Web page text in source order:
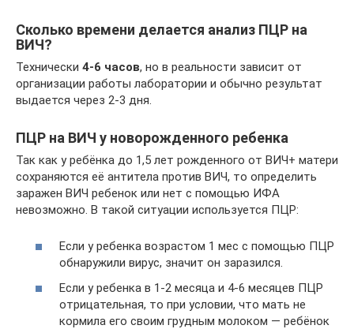
Сколько времени делается анализ ПЦР на
ВИЧ?
Технически 4-6 часов, но в реальности зависит от
организации работы лаборатории и обычно результат
выдается через 2-3 дня.
ПЦР на ВИЧ у новорожденного ребенка
Так как у ребёнка до 1,5 лет рожденного от ВИЧ+ матери
сохраняются её антитела против ВИЧ, то определить
заражен ВИЧ ребенок или нет с помощью ИФА
невозможно. В такой ситуации используется ПЦР:
Если у ребенка возрастом 1 мес с помощью ПЦР
обнаружили вирус, значит он заразился.
Если у ребенка в 1-2 месяца и 4-6 месяцев ПЦР
отрицательная, то при условии, что мать не
кормила его своим грудным молоком — ребёнок